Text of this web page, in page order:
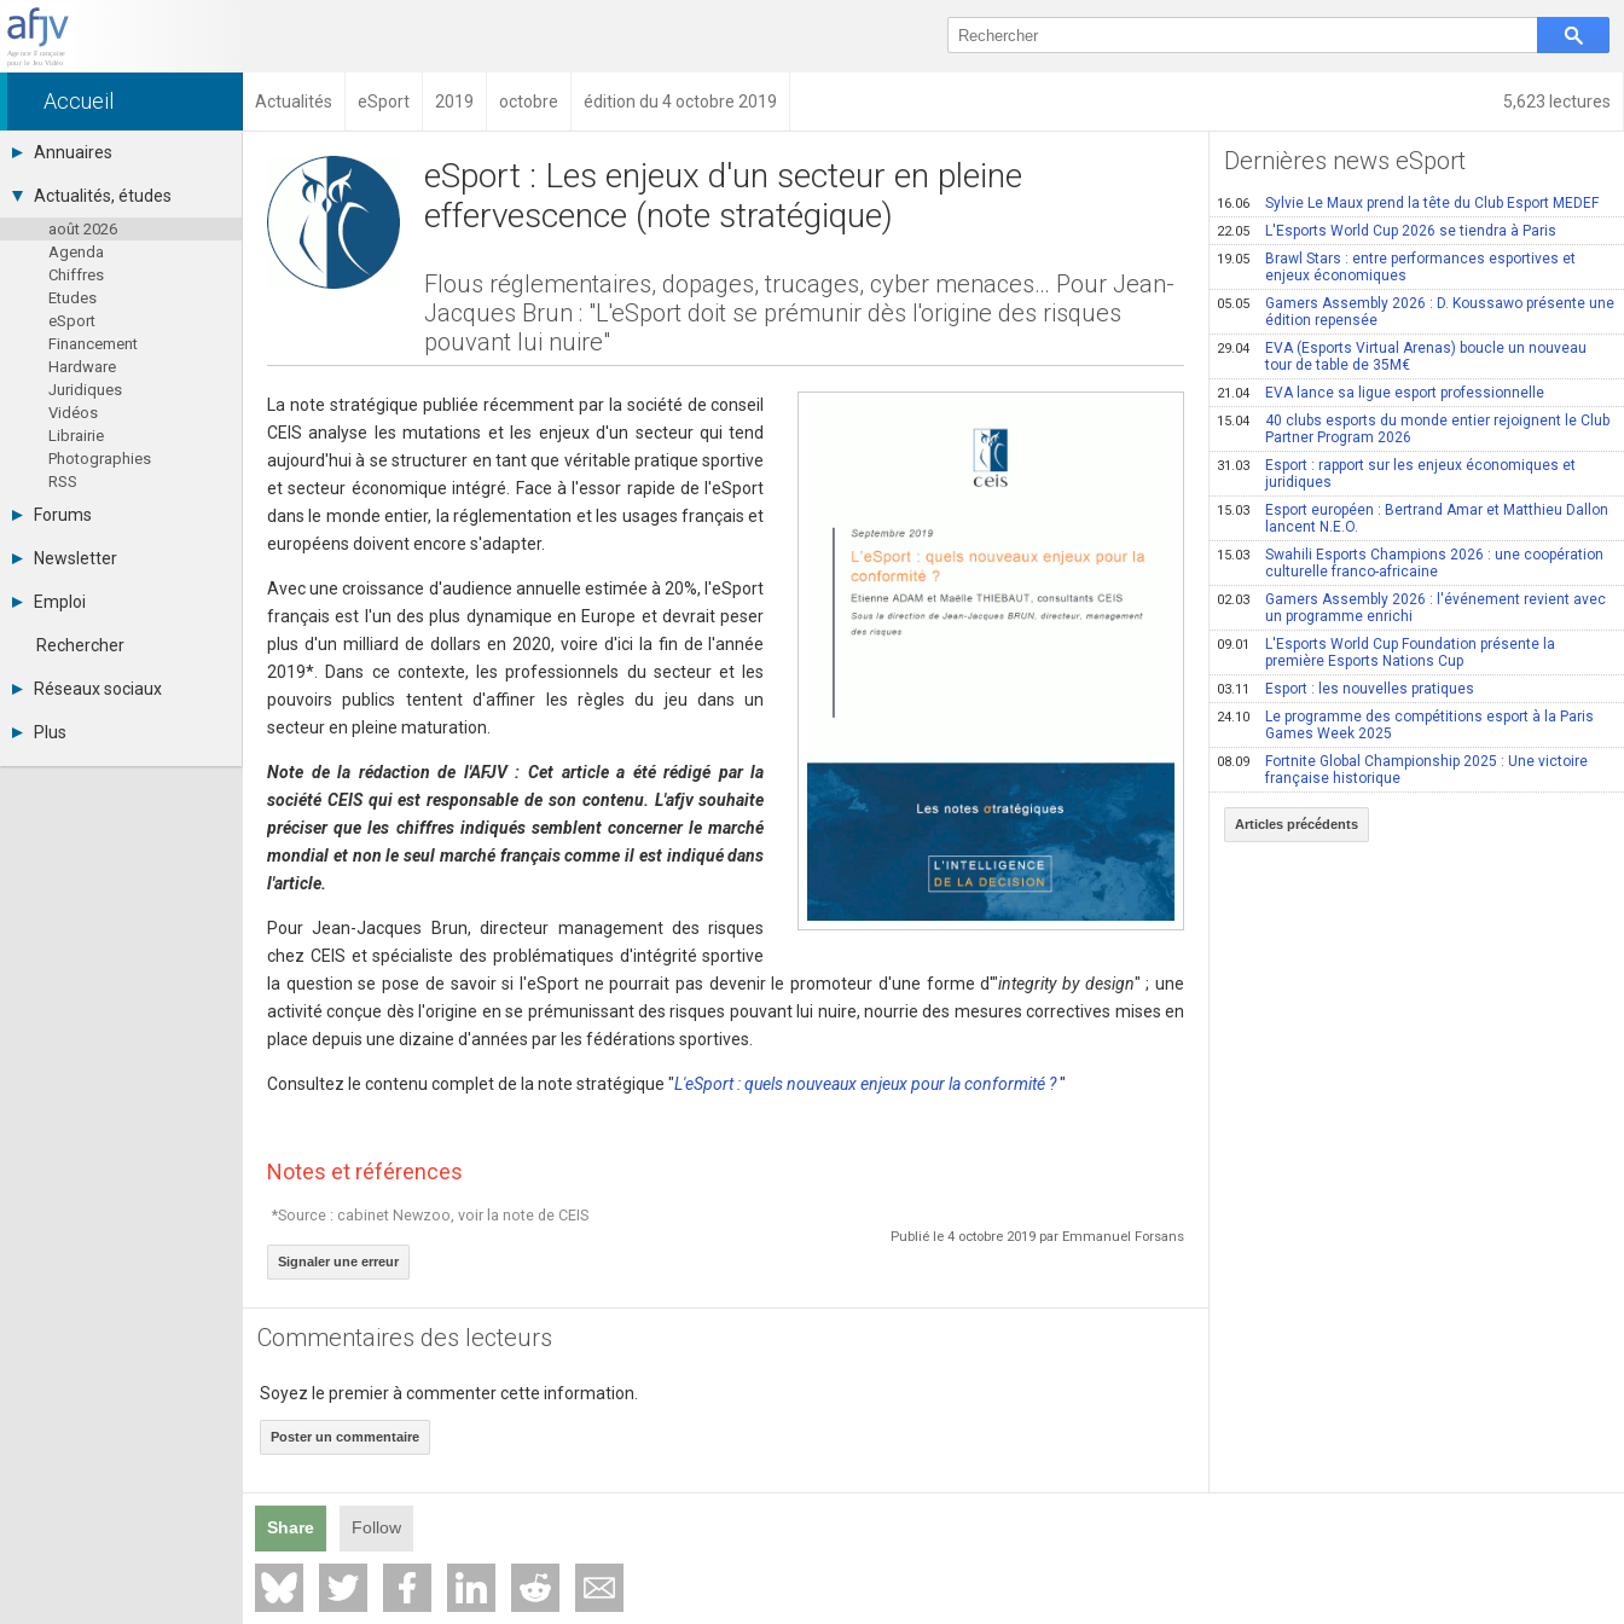
5,623 lectures
Accueil Actualités eSport 2019 octobre édition du 4 octobre 2019
Annuaires
Toutes les sociétés (691)
Studios (418)
Editeurs (49)
Distributeurs (16)
Hard. / Accessoires (10)
Middlewares (15)
Prestataires (99)
Assoc. / Syndicats (21)
Formations / Ecoles (46)
Presse spécialisée (17)
Actualités, études
août 2026
Agenda
Chiffres
Etudes
eSport
Financement
Hardware
Juridiques
Vidéos
Librairie
Photographies
RSS
Forums
Tous les forums
Se connecter
Messages privés
Contacter un modérateur
Newsletter
Archives
Abonnement
Emploi
Consulter les annonces
Observatoire de l'emploi
Rechercher
Réseaux sociaux
LinkedIn
Plus
Annonceurs
eSport : Les enjeux d'un secteur en pleine
effervescence (note stratégique)
Flous réglementaires, dopages, trucages, cyber menaces… Pour Jean-
Jacques Brun : "L'eSport doit se prémunir dès l'origine des risques
pouvant lui nuire"
La note stratégique publiée récemment par la société de conseil
CEIS analyse les mutations et les enjeux d'un secteur qui tend
aujourd'hui à se structurer en tant que véritable pratique sportive
et secteur économique intégré. Face à l'essor rapide de l'eSport
dans le monde entier, la réglementation et les usages français et
européens doivent encore s'adapter.
Avec une croissance d'audience annuelle estimée à 20%, l'eSport
français est l'un des plus dynamique en Europe et devrait peser
plus d'un milliard de dollars en 2020, voire d'ici la fin de l'année
2019*. Dans ce contexte, les professionnels du secteur et les
pouvoirs publics tentent d'affiner les règles du jeu dans un
secteur en pleine maturation.
Note de la rédaction de l'AFJV : Cet article a été rédigé par la
société CEIS qui est responsable de son contenu. L'afjv souhaite
préciser que les chiffres indiqués semblent concerner le marché
mondial et non le seul marché français comme il est indiqué dans
l'article.
Pour Jean-Jacques Brun, directeur management des risques
chez CEIS et spécialiste des problématiques d'intégrité sportive
la question se pose de savoir si l'eSport ne pourrait pas devenir le promoteur d'une forme d'"integrity by design" ; une
activité conçue dès l'origine en se prémunissant des risques pouvant lui nuire, nourrie des mesures correctives mises en
place depuis une dizaine d'années par les fédérations sportives.
Consultez le contenu complet de la note stratégique "L'eSport : quels nouveaux enjeux pour la conformité ?"
Notes et références
*Source : cabinet Newzoo, voir la note de CEIS
Publié le 4 octobre 2019 par Emmanuel Forsans
Signaler une erreur
Commentaires des lecteurs
Soyez le premier à commenter cette information.
Poster un commentaire
Dernières news eSport
16.06 Sylvie Le Maux prend la tête du Club Esport MEDEF
22.05 L'Esports World Cup 2026 se tiendra à Paris
19.05
Brawl Stars : entre performances esportives et
enjeux économiques
05.05
Gamers Assembly 2026 : D. Koussawo présente une
édition repensée
29.04
EVA (Esports Virtual Arenas) boucle un nouveau
tour de table de 35M€
21.04 EVA lance sa ligue esport professionnelle
15.04
40 clubs esports du monde entier rejoignent le Club
Partner Program 2026
31.03
Esport : rapport sur les enjeux économiques et
juridiques
15.03
Esport européen : Bertrand Amar et Matthieu Dallon
lancent N.E.O.
15.03
Swahili Esports Champions 2026 : une coopération
culturelle franco-africaine
02.03
Gamers Assembly 2026 : l'événement revient avec
un programme enrichi
09.01
L'Esports World Cup Foundation présente la
première Esports Nations Cup
03.11 Esport : les nouvelles pratiques
24.10
Le programme des compétitions esport à la Paris
Games Week 2025
08.09
Fortnite Global Championship 2025 : Une victoire
française historique
Articles précédents
Share Follow